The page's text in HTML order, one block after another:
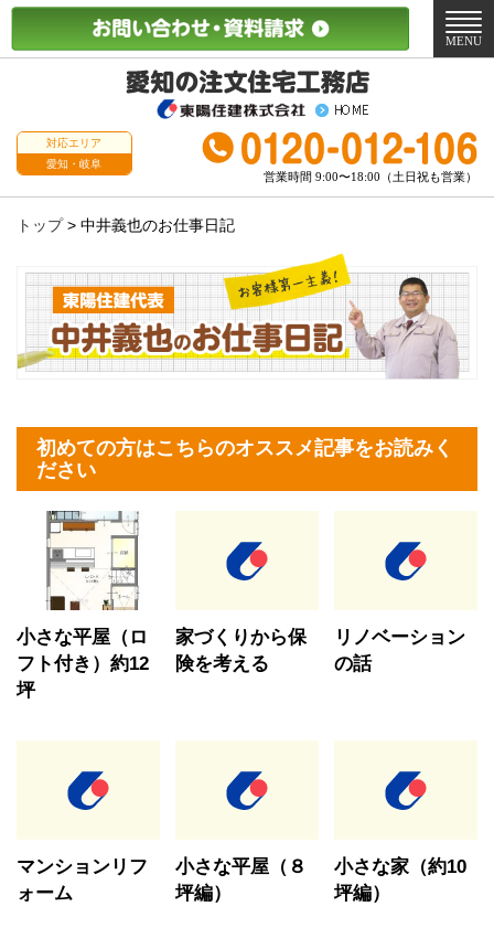
対応エリア
愛知・岐阜
営業時間 9:00〜18:00（土日祝も営業）
メ
ニ
MENU
トップ> 中井義也のお仕事日記
初めての方はこちらのオススメ記事をお読みく
ださい
小さな平屋（ロ
フト付き）約12
坪
家づくりから保
険を考える
リノベーション
の話
マンションリフ
ォーム
小さな平屋（８
坪編）
小さな家（約10
坪編）